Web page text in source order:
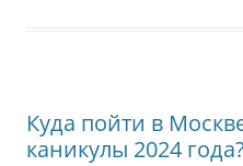
Куда пойти в
каникулы 2024 года?